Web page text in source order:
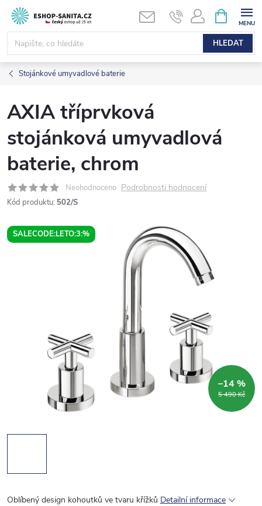
Přejít
obsah
HLEDAT
NÁKUPNÍ
KOŠÍK
Stojánkové umyvadlové baterie
AXIA tříprvková
stojánková umyvadlová
baterie, chrom
Neohodnoceno Podrobnosti hodnocení
Kód produktu: 502/S
SALECODE:LETO:3:%
5 490 Kč
–14 %
Oblíbený design kohoutků ve tvaru křížků Detailní informace